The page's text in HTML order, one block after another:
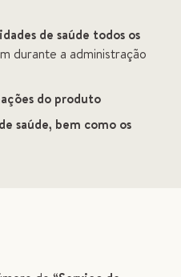
de saúde todos os
durante a administração
do produto
saúde, bem como os